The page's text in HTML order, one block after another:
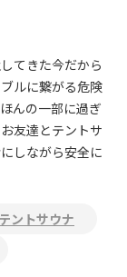
てきた今だから
ルに繋がる危険
んの一部に過ぎ
友達とテントサ
しながら安全に
テントサウナ